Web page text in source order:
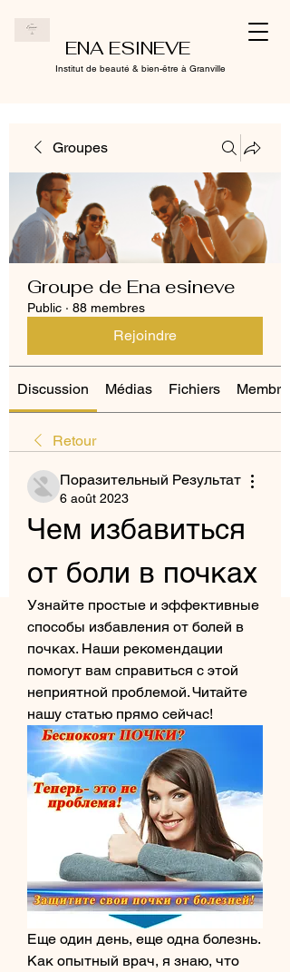
ENA ESINEVE
Institut de beauté & bien-être à Granville
Groupes
Groupe de Ena esineve
Public · 88 membres
Rejoindre
Discussion Médias Fichiers Membres
Retour
Поразительный Результат
6 août 2023
Чем избавиться
от боли в почках
Узнайте простые и эффективные
способы избавления от болей в
почках. Наши рекомендации
помогут вам справиться с этой
неприятной проблемой. Читайте
нашу статью прямо сейчас!
Еще один день, еще одна болезнь.
Как опытный врач, я знаю, что